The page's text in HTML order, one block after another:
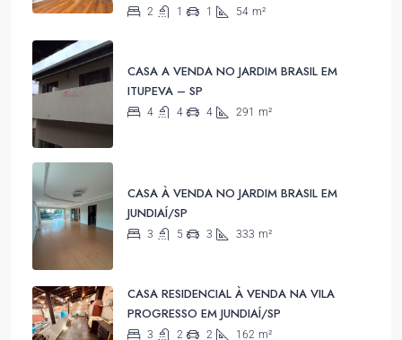
2 1 1 54 m²
CASA A VENDA NO JARDIM BRASIL EM
ITUPEVA – SP
4 4 4 291 m²
CASA À VENDA NO JARDIM BRASIL EM
JUNDIAÍ/SP
3 5 3 333 m²
CASA RESIDENCIAL À VENDA NA VILA
PROGRESSO EM JUNDIAÍ/SP
3 2 2 162 m²